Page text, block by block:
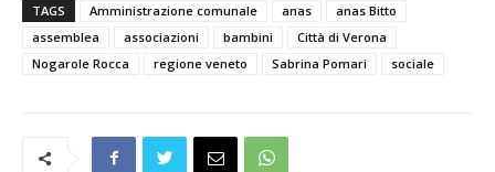
TAGS Amministrazione comunale anas
anas Bitto
assemblea
associazioni bambini
Città di Verona
Nogarole Rocca
regione veneto Sabrina Pomari sociale